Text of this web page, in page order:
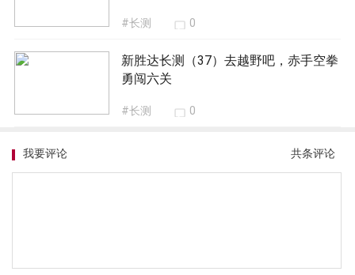
#长测 0
新胜达长测（37）去越野吧，赤手空拳
勇闯六关
#长测 0
共条评论
我要评论